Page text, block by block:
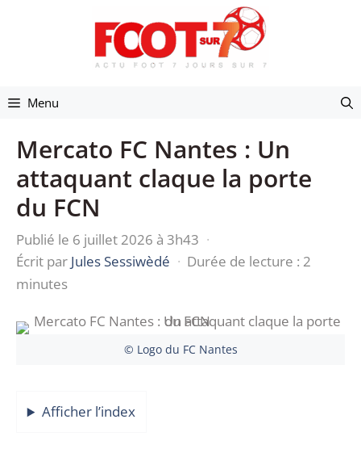
Menu
Mercato FC Nantes : Un
attaquant claque la porte
du FCN
Publié le 6 juillet 2026 à 3h43 ·
Écrit par Jules Sessiwèdé · Durée de lecture : 2
minutes
© Logo du FC Nantes
Afficher l’index